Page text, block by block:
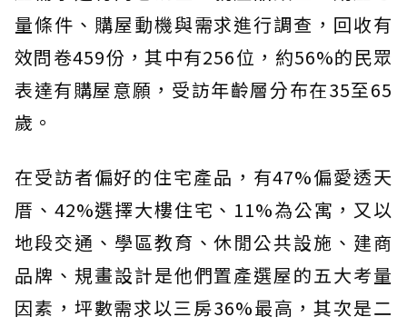
量條件、購屋動機與需求進行調查，回收有
效問卷459份，其中有256位，約56%的民眾
表達有購屋意願，受訪年齡層分布在35至65
歲。
在受訪者偏好的住宅產品，有47%偏愛透天
厝、42%選擇大樓住宅、11%為公寓，又以
地段交通、學區教育、休閒公共設施、建商
品牌、規畫設計是他們置產選屋的五大考量
因素，坪數需求以三房36%最高，其次是二